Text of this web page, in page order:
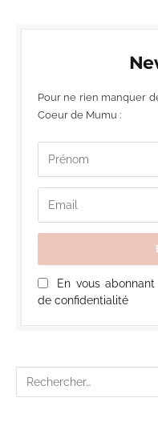
Pour ne rien manquer
Coeur de Mumu :
En vous
de confidentialité